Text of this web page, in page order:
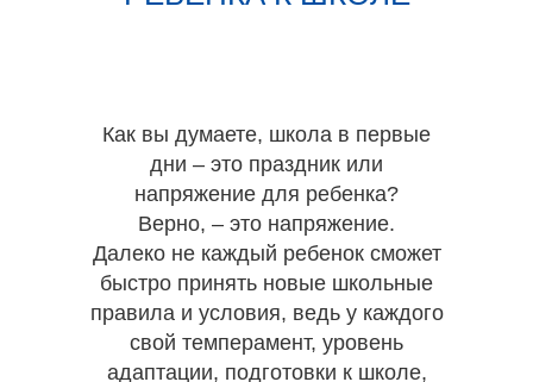
Как вы думаете, школа в первые
дни – это праздник или
напряжение для ребенка?
Верно, – это напряжение.
Далеко не каждый ребенок сможет
быстро принять новые школьные
правила и условия, ведь у каждого
свой темперамент, уровень
адаптации, подготовки к школе,